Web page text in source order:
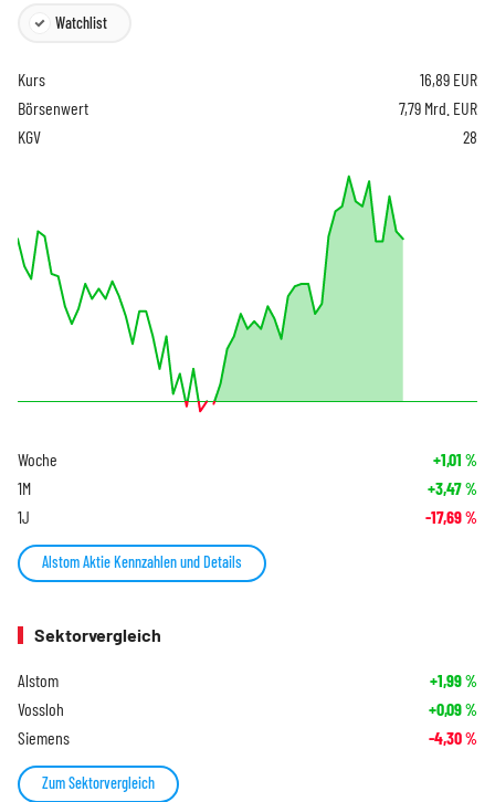
Watchlist
Kurs 16,89 EUR
Börsenwert
7,79 Mrd. EUR
KGV
28
Woche +1,01 %
1M +3,47%
1J -17,69%
Alstom Aktie Kennzahlen und Details
Sektorvergleich
Alstom +1,99%
Vossloh +0,09%
Siemens -4,30%
Zum Sektorvergleich